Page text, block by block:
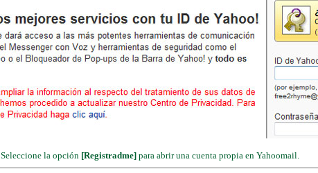
Seleccione la opción [Registradme] para abrir una cuenta propia en Yahoomail.